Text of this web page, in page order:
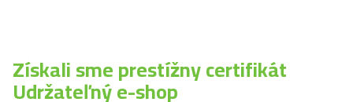
Získali sme prestížny certifikát
Udržateľný e-shop